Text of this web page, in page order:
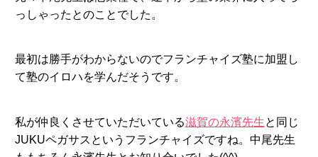
っしゃったとのことでした。
最初は勝手がわからないのでフランチャイズ塾に加盟し
て塾のイロハを学んだそうです。
私が仲良くさせていただいている滋賀の永濱先生と同じ
JUKUペガサスというフランチャイズですね。中尾先生